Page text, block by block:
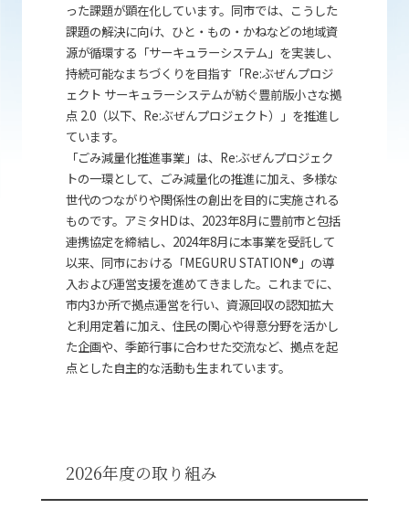
った課題が顕在化しています。同市では、こうした
課題の解決に向け、ひと・もの・かねなどの地域資
源が循環する「サーキュラーシステム」を実装し、
持続可能なまちづくりを目指す「Re:ぶぜんプロジ
ェクト サーキュラーシステムが紡ぐ豊前版小さな拠
点 2.0（以下、 Re:ぶぜんプロジェクト）」を推進し
ています。
「ごみ減量化推進事業」は、 Re:ぶぜんプロジェク
トの一環として、ごみ減量化の推進に加え、多様な
世代のつながりや関係性の創出を目的に実施される
ものです。アミタHDは、2023年8月に豊前市と包括
連携協定を締結し、2024年8月に本事業を受託して
以来、同市における「MEGURU STATION®」の導
入および運営支援を進めてきました。これまでに、
市内3か所で拠点運営を行い、資源回収の認知拡大
と利用定着に加え、住民の関心や得意分野を活かし
た企画や、季節行事に合わせた交流など、拠点を起
点とした自主的な活動も生まれています。
2026年度の取り組み